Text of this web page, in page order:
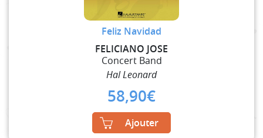
Feliz Navidad
FELICIANO JOSE
Concert Band
Hal Leonard
58,90€
Ajouter